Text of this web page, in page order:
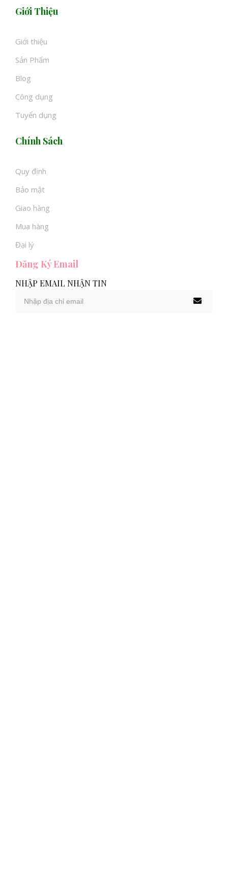
Giới Thiệu
Giới thiệu
Sản Phẩm
Blog
Công dụng
Tuyển dụng
Chính Sách
Quy định
Bảo mật
Giao hàng
Mua hàng
Đại lý
Đăng Ký Email
NHẬP EMAIL NHẬN TIN